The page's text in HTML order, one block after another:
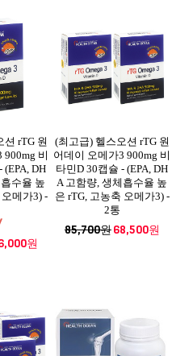
션 rTG 원
900mg 비
(EPA, DH
수율 높
메가3) -
원
(최고급) 헬스오션 rTG 원
어데이 오메가3 900mg 비
타민D 30캡슐 - (EPA, DH
A 고함량, 생체흡수율 높
은 rTG, 고농축 오메가3) -
2통
85,700원68,500원